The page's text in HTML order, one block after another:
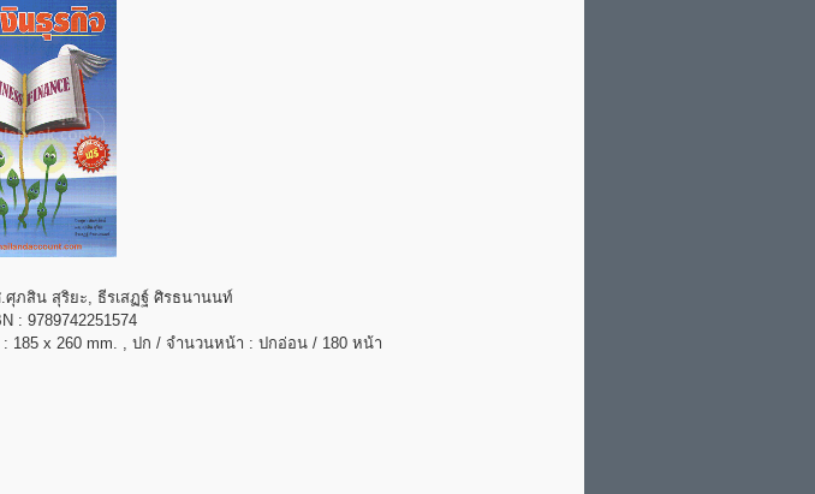
ภสิน สุริยะ, ธีรเสฏฐ์ ศิรธนานนท์
: 9789742251574
185 x 260 mm. , ปก / จำนวนหน้า : ปกอ่อน / 180 หน้า